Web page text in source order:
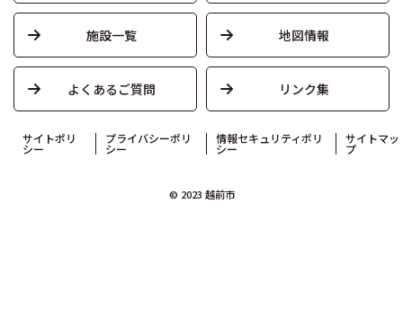
施設一覧 地図情報
よくあるご質問 リンク集
サイトポリ
シー
プライバシーポリ
シー
情報セキュリティポリ
シー
サイトマッ
プ
© 2023 越前市